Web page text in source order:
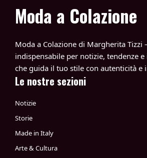
Moda a Colazione
Moda a Colazione di Margherita Tizzi
indispensabile per notizie, tendenze
che guida il tuo stile con autenticità e
Le nostre sezioni
Notizie
Storie
Made in Italy
Arte & Cultura